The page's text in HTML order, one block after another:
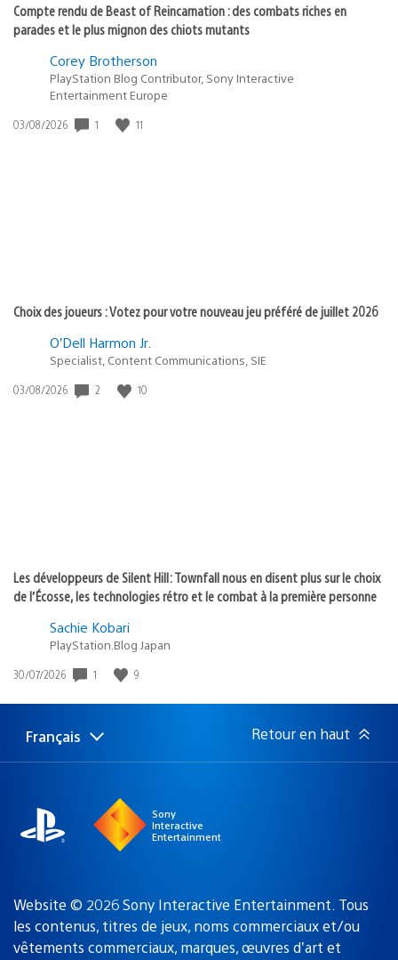
Compte rendu de Beast of Reincarnation : des combats riches en
parades et le plus mignon des chiots mutants
Corey Brotherson
PlayStation Blog Contributor, Sony Interactive
Entertainment Europe
Date
03/08/2026 1 11
Choix des joueurs : Votez pour votre nouveau jeu préféré de juillet 2026
O’Dell Harmon Jr.
Specialist, Content Communications, SIE
Date
03/08/2026 2 10
Les développeurs de Silent Hill: Townfall nous en disent plus sur le choix
de l’Écosse, les technologies rétro et le combat à la première personne
Sachie Kobari
PlayStation.Blog Japan
Date
publication
30/07/2026 1 9
Choisir
une
Région
actuelle
Français Retour en haut
Sony
Interactive
Entertainment
Website © 2026 Sony Interactive Entertainment. Tous
les contenus, titres de jeux, noms commerciaux et/ou
vêtements commerciaux, marques, œuvres d’art et